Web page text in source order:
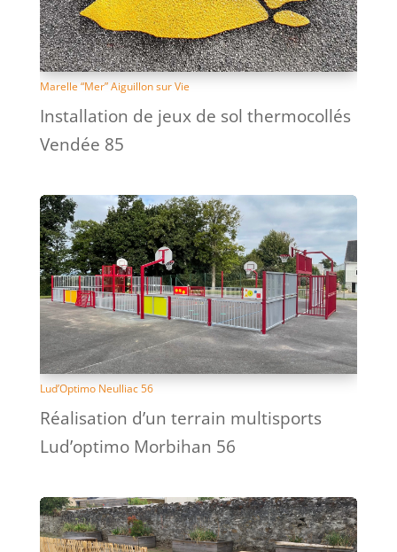
Marelle “Mer” Aiguillon sur Vie
Installation de jeux de sol thermocollés
Vendée 85
Lud’Optimo Neulliac 56
Réalisation d’un terrain multisports
Lud’optimo Morbihan 56